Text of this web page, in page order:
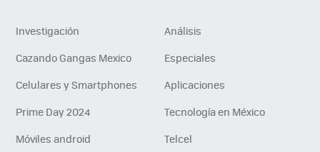
Investigación
Análisis
Cazando Gangas Mexico
Especiales
Celulares y Smartphones
Aplicaciones
Prime Day 2024
Tecnología en México
Móviles android
Telcel